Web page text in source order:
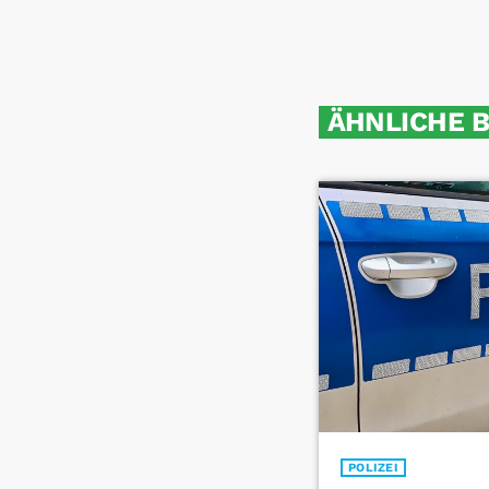
ÄHNLICHE
POLIZEI